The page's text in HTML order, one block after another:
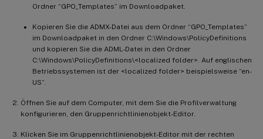
Ordner “GPO_Templates” im Downloadpaket.
Kopieren Sie die ADMX-Datei aus dem Ordner “GPO_Templates”
im Downloadpaket in den Ordner C:\Windows\PolicyDefinitions
und kopieren Sie die ADML-Datei in den Ordner
C:\Windows\PolicyDefinitions\<localized folder>. Auf englischen
Betriebssystemen ist der <localized folder> beispielsweise “en-
US”.
Öffnen Sie auf dem Computer, mit dem Sie die Profilverwaltung
konfigurieren, den Gruppenrichtlinienobjekt-Editor.
Klicken Sie im Gruppenrichtlinienobjekt-Editor mit der rechten